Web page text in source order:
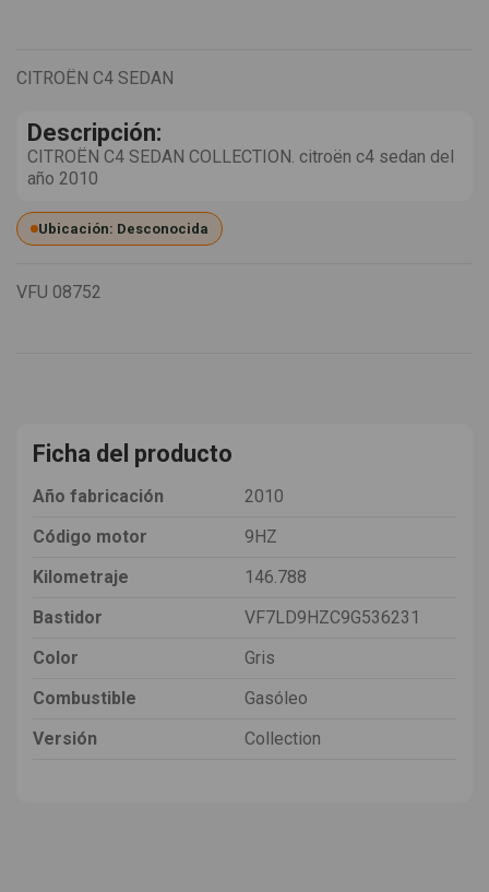
CITROËN C4 SEDAN
Descripción:
CITROËN C4 SEDAN COLLECTION. citroën c4 sedan del
año 2010
Ubicación: Desconocida
VFU 08752
Ficha del producto
Año fabricación
2010
Código motor
9HZ
Kilometraje
146.788
Bastidor
VF7LD9HZC9G536231
Color
Gris
Combustible
Gasóleo
Versión
Collection